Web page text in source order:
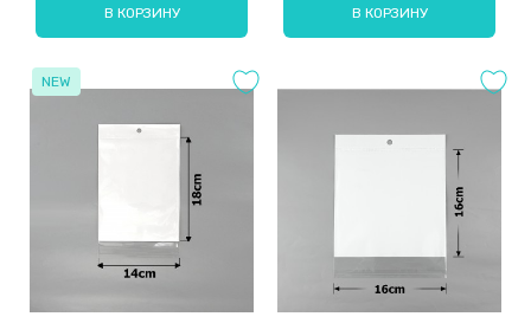
В КОРЗИНУ В КОРЗИНУ
NEW